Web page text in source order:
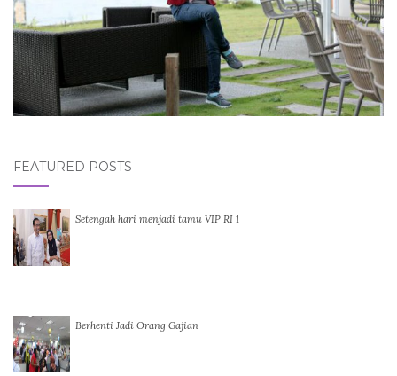
FEATURED POSTS
Setengah hari menjadi tamu VIP RI 1
Berhenti Jadi Orang Gajian